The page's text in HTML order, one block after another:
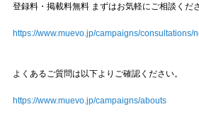
登録料・掲載料無料 まずはお気軽にご相談くだ
https://www.muevo.jp/campaigns/consultations/
よくあるご質問は以下よりご確認ください。
https://www.muevo.jp/campaigns/abouts